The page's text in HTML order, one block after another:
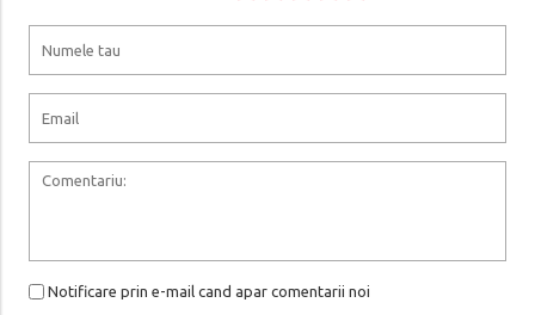
Notificare prin e-mail cand apar comentarii noi